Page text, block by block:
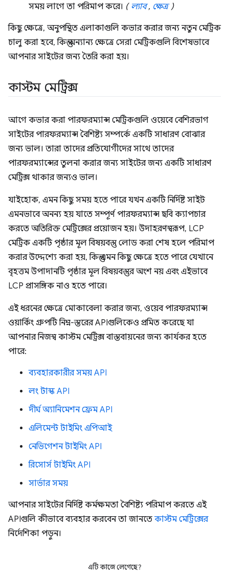
সময় লাগে তা পরিমাপ করে। ( ল্যাব, ক্ষেত্র)
কিছু ক্ষেত্রে, অনুপস্থিত এলাকাগুলি কভার করার জন্য নতুন মেট্রিক
চালু করা হবে, কিন্তু অন্যান্য ক্ষেত্রে সেরা মেট্রিকগুলি বিশেষভাবে
আপনার সাইটের জন্য তৈরি করা হয়।
কাস্টম মেট্রিক্স
আগে কভার করা পারফরম্যান্স মেট্রিকগুলি ওয়েবে বেশিরভাগ
সাইটের পারফরম্যান্স বৈশিষ্ট্য সম্পর্কে একটি সাধারণ বোঝার
জন্য ভাল। তারা তাদের প্রতিযোগীদের সাথে তাদের
পারফরম্যান্সের তুলনা করার জন্য সাইটের জন্য একটি সাধারণ
মেট্রিক্স থাকার জন্যও ভাল।
যাইহোক, এমন কিছু সময় হতে পারে যখন একটি নির্দিষ্ট সাইট
এমনভাবে অনন্য হয় যাতে সম্পূর্ণ পারফরম্যান্স ছবি ক্যাপচার
করতে অতিরিক্ত মেট্রিক্সের প্রয়োজন হয়। উদাহরণস্বরূপ, LCP
মেট্রিক একটি পৃষ্ঠার মূল বিষয়বস্তু লোড করা শেষ হলে পরিমাপ
করার উদ্দেশ্যে করা হয়, কিন্তু এমন কিছু ক্ষেত্রে হতে পারে যেখানে
বৃহত্তম উপাদানটি পৃষ্ঠার মূল বিষয়বস্তুর অংশ নয় এবং এইভাবে
LCP প্রাসঙ্গিক নাও হতে পারে।
এই ধরনের ক্ষেত্রে মোকাবেলা করার জন্য, ওয়েব পারফরম্যান্স
ওয়ার্কিং গ্রুপটি নিম্ন-স্তরের APIগুলিকেও প্রমিত করেছে যা
আপনার নিজস্ব কাস্টম মেট্রিক্স বাস্তবায়নের জন্য কার্যকর হতে
পারে:
ব্যবহারকারীর সময় API
লং টাস্ক API
দীর্ঘ অ্যানিমেশন ফ্রেম API
এলিমেন্ট টাইমিং এপিআই
নেভিগেশন টাইমিং API
রিসোর্স টাইমিং API
সার্ভার সময়
আপনার সাইটের নির্দিষ্ট কর্মক্ষমতা বৈশিষ্ট্য পরিমাপ করতে এই
APIগুলি কীভাবে ব্যবহার করবেন তা জানতে কাস্টম মেট্রিক্সের
নির্দেশিকা পড়ুন।
এটি কাজে লেগেছে?